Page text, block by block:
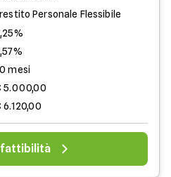
Personale Flessibile
mesi
5.000,00
6.120,00
fattibilità